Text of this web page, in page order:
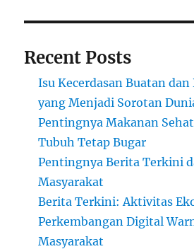
Recent Posts
Isu Kecerdasan Buatan
yang Menjadi Sorotan
Pentingnya Makanan
Tubuh Tetap Bugar
Pentingnya Berita Terkini
Masyarakat
Berita Terkini: Aktivitas
Perkembangan Digital
Masyarakat